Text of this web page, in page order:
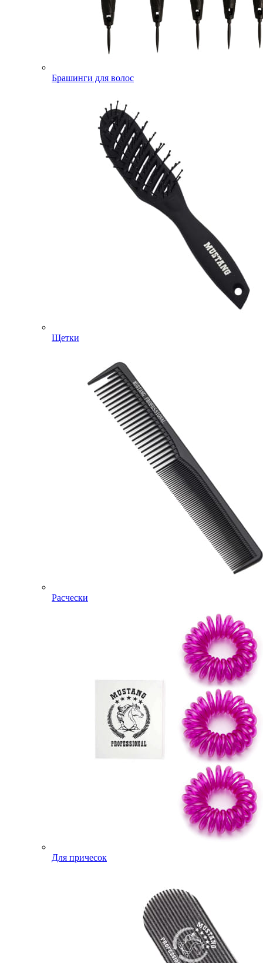
Брашинги для волос
Щетки
Расчески
Для причесок